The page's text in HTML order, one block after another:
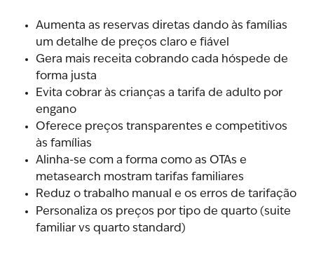
Aumenta as reservas diretas dando às famílias
um detalhe de preços claro e fiável
Gera mais receita cobrando cada hóspede de
forma justa
Evita cobrar às crianças a tarifa de adulto por
engano
Oferece preços transparentes e competitivos
às famílias
Alinha-se com a forma como as OTAs e
metasearch mostram tarifas familiares
Reduz o trabalho manual e os erros de tarifação
Personaliza os preços por tipo de quarto (suite
familiar vs quarto standard)